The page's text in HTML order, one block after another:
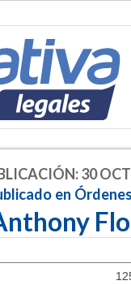
30
en